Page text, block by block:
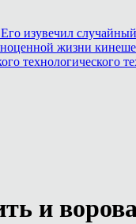
изувечил
жизни
технологического
и